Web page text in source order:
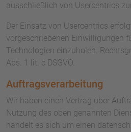
ausschließlich von Usercentrics
Der Einsatz von Usercentrics
vorgeschriebenen Einwilligungen
Technologien einzuholen.
Abs. 1 lit. c DSGVO.
Auftragsverarbeitung
Wir haben einen Vertrag über
Nutzung des oben genannten
handelt es sich um einen